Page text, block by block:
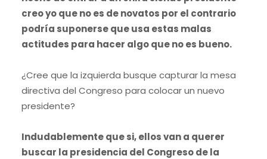
creo yo que no es de novatos por el contrario
podría suponerse que usa estas malas
actitudes para hacer algo que no es bueno.
¿Cree que la izquierda busque capturar la mesa
directiva del Congreso para colocar un nuevo
presidente?
Indudablemente que si, ellos van a querer
buscar la presidencia del Congreso de la